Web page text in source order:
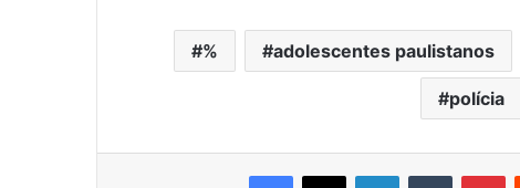
% adolescentes paulistanos
polícia